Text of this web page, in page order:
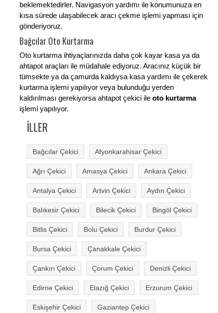
beklemektedirler. Navigasyon yardımı ile konumunuza en
kısa sürede ulaşabilecek aracı çekme işlemi yapması için
gönderiyoruz.
Bağcılar Oto Kurtarma
Oto kurtarma ihtiyaçlarınızda daha çok kayar kasa ya da
ahtapot araçları ile müdahale ediyoruz. Aracınız küçük bir
tümsekte ya da çamurda kaldıysa kasa yardımı ile çekerek
kurtarma işlemi yapılıyor veya bulunduğu yerden
kaldırılması gerekiyorsa ahtapot çekici ile oto kurtarma
işlemi yapılıyor.
İLLER
Bağcılar Çekici Afyonkarahisar Çekici
Ağrı Çekici Amasya Çekici Ankara Çekici
Antalya Çekici Artvin Çekici Aydın Çekici
Balıkesir Çekici Bilecik Çekici Bingöl Çekici
Bitlis Çekici Bolu Çekici Burdur Çekici
Bursa Çekici Çanakkale Çekici
Çankırı Çekici Çorum Çekici Denizli Çekici
Edirne Çekici Elazığ Çekici Erzurum Çekici
Eskişehir Çekici Gaziantep Çekici